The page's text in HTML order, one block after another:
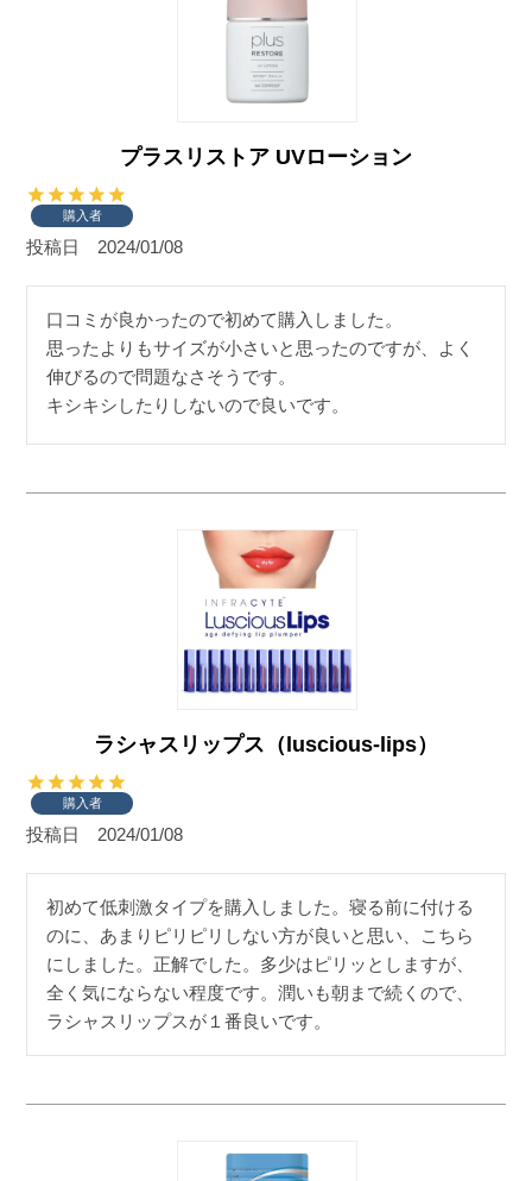
プラスリストア UVローション
購入者
投稿日 2024/01/08
口コミが良かったので初めて購入しました。
思ったよりもサイズが小さいと思ったのですが、よく
伸びるので問題なさそうです。
キシキシしたりしないので良いです。
ラシャスリップス（luscious-lips）
購入者
投稿日 2024/01/08
初めて低刺激タイプを購入しました。寝る前に付ける
のに、あまりピリピリしない方が良いと思い、こちら
にしました。正解でした。多少はピリッとしますが、
全く気にならない程度です。潤いも朝まで続くので、
ラシャスリップスが１番良いです。